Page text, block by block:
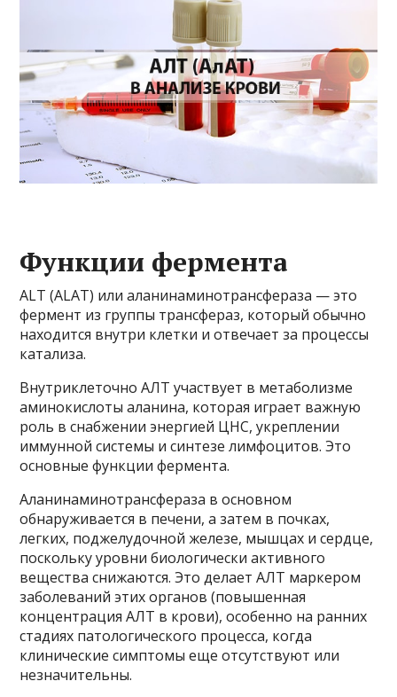
Функции фермента
ALT (ALAT) или аланинаминотрансфераза — это
фермент из группы трансфераз, который обычно
находится внутри клетки и отвечает за процессы
катализа.
Внутриклеточно АЛТ участвует в метаболизме
аминокислоты аланина, которая играет важную
роль в снабжении энергией ЦНС, укреплении
иммунной системы и синтезе лимфоцитов. Это
основные функции фермента.
Аланинаминотрансфераза в основном
обнаруживается в печени, а затем в почках,
легких, поджелудочной железе, мышцах и сердце,
поскольку уровни биологически активного
вещества снижаются. Это делает АЛТ маркером
заболеваний этих органов (повышенная
концентрация АЛТ в крови), особенно на ранних
стадиях патологического процесса, когда
клинические симптомы еще отсутствуют или
незначительны.